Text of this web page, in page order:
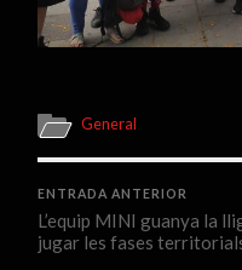
General
ENTRADA ANTERIOR
L’equip MINI guanya la
jugar les fases